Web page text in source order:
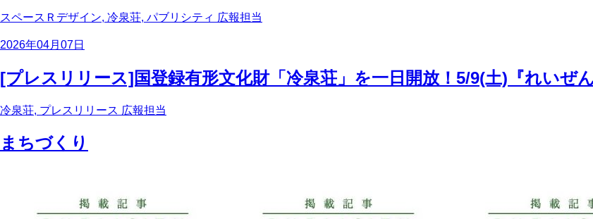
スペースＲデザイン, 冷泉荘, パブリシティ 広報担当
2026年04月07日
[プレスリリース]国登録有形文化財「冷泉荘」を一日開放！5/9(土)『れいぜ
冷泉荘, プレスリリース 広報担当
まちづくり